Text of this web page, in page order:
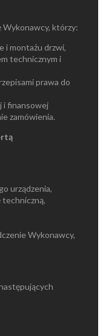
Wykonawcy, którzy:
i montażu drzwi,
technicznym i
prawa do
i finansowej
zamówienia.
urządzenia,
Wykonawcy,